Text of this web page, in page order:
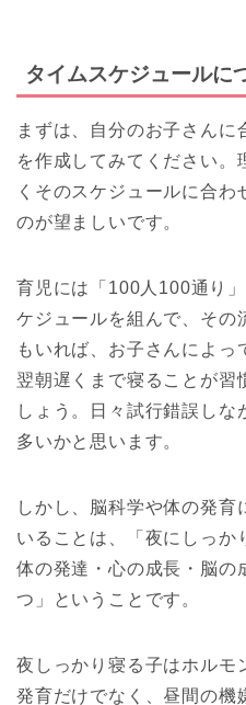
タイムスケジュールに
まずは、自分のお子さんに
を作成してみてください。
くそのスケジュールに合わ
のが望ましいです。
育児には「100人100通り
ケジュールを組んで、その
もいれば、お子さんによっ
翌朝遅くまで寝ることが習
しょう。日々試行錯誤しな
多いかと思います。
しかし、脳科学や体の発育
いることは、「夜にしっか
体の発達・心の成長・脳の
つ」ということです。
夜しっかり寝る子はホルモ
発育だけでなく、昼間の機